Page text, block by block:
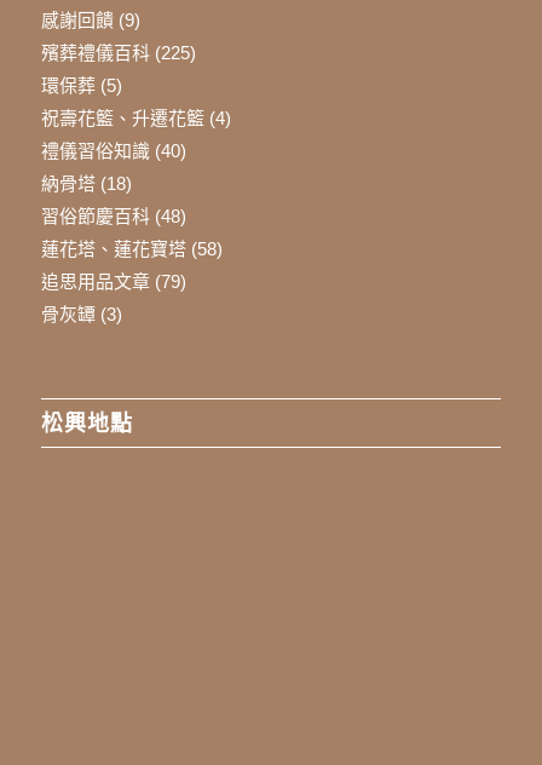
感謝回饋(9)
殯葬禮儀百科(225)
環保葬(5)
祝壽花籃、升遷花籃(4)
禮儀習俗知識(40)
納骨塔(18)
習俗節慶百科(48)
蓮花塔、蓮花寶塔(58)
追思用品文章(79)
骨灰罈(3)
松興地點